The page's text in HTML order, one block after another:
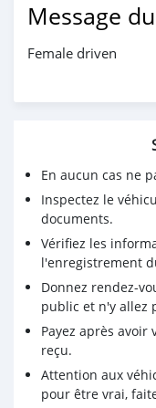
Message
Female driven
En aucun cas ne
Inspectez le
documents.
Vérifiez les
l'enregistrement
Donnez rendez-
public et n'y allez
Payez après avoir
reçu.
Attention aux
pour être vrai,